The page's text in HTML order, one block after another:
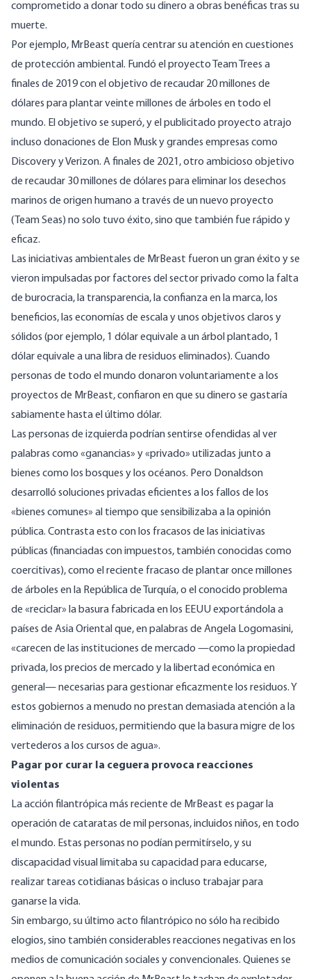
comprometido a donar todo su dinero a obras benéficas tras su
muerte.
Por ejemplo, MrBeast quería centrar su atención en cuestiones
de protección ambiental. Fundó el proyecto Team Trees a
finales de 2019 con el objetivo de recaudar 20 millones de
dólares para plantar veinte millones de árboles en todo el
mundo. El objetivo se superó, y el publicitado proyecto atrajo
incluso donaciones de Elon Musky grandes empresas como
Discovery y Verizon. A finales de 2021, otro ambicioso objetivo
de recaudar 30 millones de dólares para eliminar los desechos
marinos de origen humano a través de un nuevo proyecto
( Team Seas) no solo tuvo éxito, sino que también fue rápido y
eficaz.
Las iniciativas ambientales de MrBeast fueron un gran éxito y se
vieron impulsadas por factores del sector privado como la falta
de burocracia, la transparencia, la confianza en la marca, los
beneficios, las economías de escala y unos objetivos claros y
sólidos (por ejemplo, 1 dólar equivale a un árbol plantado, 1
dólar equivale a una libra de residuos eliminados). Cuando
personas de todo el mundo donaron voluntariamente a los
proyectos de MrBeast, confiaron en que su dinero se gastaría
sabiamente hasta el último dólar.
Las personas de izquierda podrían sentirse ofendidas al ver
palabras como «ganancias» y «privado» utilizadas junto a
bienes como los bosques y los océanos. Pero Donaldson
desarrolló soluciones privadas eficientes a los fallos de los
«bienes comunes» al tiempo que sensibilizaba a la opinión
pública. Contrasta esto con los fracasos de las iniciativas
públicas (financiadas con impuestos, también conocidas como
coercitivas), como el reciente fracaso de plantar once millones
de árboles en la República de Turquía, o el conocido problema
de «reciclar» la basura fabricada en los EEUU exportándola a
países de Asia Oriental que, enpalabras de Angela Logomasini,
«carecen de las instituciones de mercado —como la propiedad
privada, los precios de mercado y la libertad económica en
general— necesarias para gestionar eficazmente los residuos. Y
estos gobiernos a menudo no prestan demasiada atención a la
eliminación de residuos, permitiendo que la basura migre de los
vertederos a los cursos de agua».
Pagar por curar la ceguera provoca reacciones
violentas
La acción filantrópica más reciente de MrBeast es pagar la
operación de cataratas de mil personas, incluidos niños, en todo
el mundo. Estas personas no podían permitírselo, y su
discapacidad visual limitaba su capacidad para educarse,
realizar tareas cotidianas básicas o incluso trabajar para
ganarse la vida.
Sin embargo, su último acto filantrópico no sólo ha recibido
elogios, sino también considerables reacciones negativas en los
medios de comunicación sociales y convencionales. Quienes se